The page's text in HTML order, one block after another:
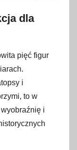
dla
pięć figur
i
to w
i